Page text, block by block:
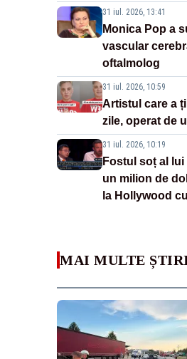
31 iul. 2026, 13:41
Monica Pop a
vascular
oftalmolog
31 iul. 2026, 10:59
Artistul care a
zile, operat de
31 iul. 2026, 10:19
Fostul soț al
un milion de
la Hollywood
MAI MULTE